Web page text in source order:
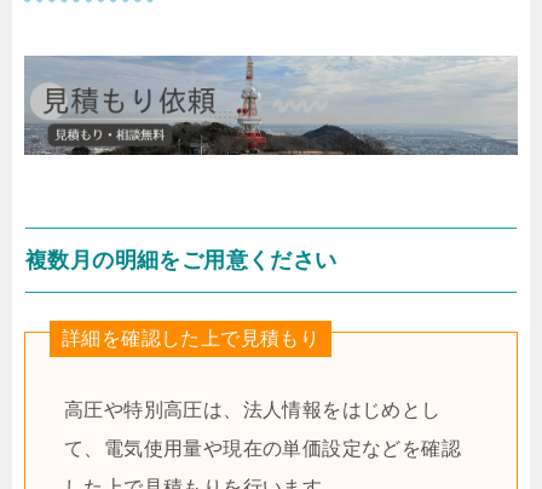
複数月の明細をご用意ください
詳細を確認した上で見積もり
高圧や特別高圧は、法人情報をはじめとし
て、電気使用量や現在の単価設定などを確認